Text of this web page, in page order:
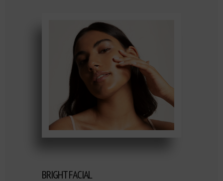
BRIGHT FACIAL